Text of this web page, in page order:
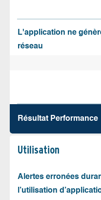
L'application ne
réseau
Résultat Performance
Utilisation
Alertes erronées
l’utilisation